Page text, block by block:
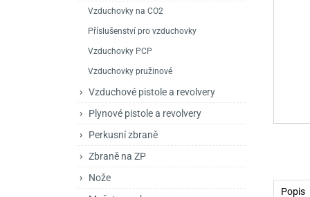
Perkusní zbraně
Příslušenství pro
Brokovnice
Nože
Kuchyňské nože
Mačety a sekery
Luky
Vzduchovky na CO2
Příslušenství pro vzduchovky
Vzduchovky PCP
Vzduchovky pružinové
Vzduchové pistole a revolvery
Plynové pistole a revolvery
Perkusní zbraně
Zbraně na ZP
Nože
Popis